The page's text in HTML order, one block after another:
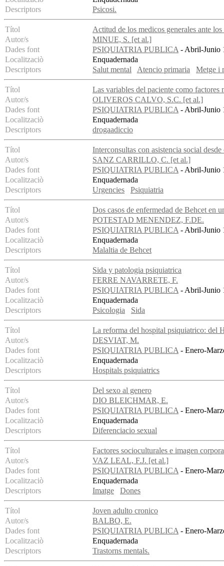
Descriptors
Psicosi.
Títol
Actitud de los medicos generales ante
Autor/s
MINUE, S. [et al.]
Dades font
PSIQUIATRIA PUBLICA- Abril-Junio
Localitzaciò
Enquadernada
Descriptors
Salut mental Atencio primaria Metge i
Títol
Las variables del paciente como factores
Autor/s
OLIVEROS CALVO, S.C. [et al.]
Dades font
PSIQUIATRIA PUBLICA- Abril-Junio
Localitzaciò
Enquadernada
Descriptors
drogaadiccio
Títol
Interconsultas con asistencia social
Autor/s
SANZ CARRILLO, C. [et al.]
Dades font
PSIQUIATRIA PUBLICA- Abril-Junio
Localitzaciò
Enquadernada
Descriptors
Urgencies Psiquiatria
Títol
Dos casos de enfermedad de Behcet en
Autor/s
POTESTAD MENENDEZ, F.DE.
Dades font
PSIQUIATRIA PUBLICA- Abril-Junio
Localitzaciò
Enquadernada
Descriptors
Malaltia de Behcet
Títol
Sida y patologia psiquiatrica
Autor/s
FERRE NAVARRETE, F.
Dades font
PSIQUIATRIA PUBLICA- Abril-Junio
Localitzaciò
Enquadernada
Descriptors
Psicologia Sida
Títol
La reforma del hospital psiquiatrico: del
Autor/s
DESVIAT, M.
Dades font
PSIQUIATRIA PUBLICA- Enero-
Localitzaciò
Enquadernada
Descriptors
Hospitals psiquiatrics
Títol
Del sexo al genero
Autor/s
DIO BLEICHMAR, E.
Dades font
PSIQUIATRIA PUBLICA- Enero-
Localitzaciò
Enquadernada
Descriptors
Diferenciacio sexual
Títol
Factores socioculturales e imagen
Autor/s
VAZ LEAL, F.J. [et al.]
Dades font
PSIQUIATRIA PUBLICA- Enero-
Localitzaciò
Enquadernada
Descriptors
Imatge Dones
Títol
Joven adulto cronico
Autor/s
BALBO, E.
Dades font
PSIQUIATRIA PUBLICA- Enero-
Localitzaciò
Enquadernada
Descriptors
Trastorns mentals.